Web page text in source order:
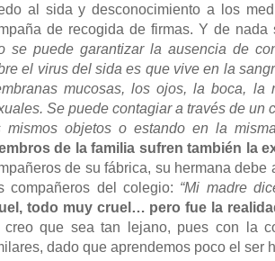
al sida y desconocimiento a los
de recogida de firmas. Y de
se puede garantizar la ausencia de
el virus del sida es que vive en la
mucosas, los ojos, la boca, la
Se puede contagiar a través de un
mismos objetos o estando en la
de la familia sufren también la
de su fábrica, su hermana debe
compañeros del colegio: “Mi madre
todo muy cruel… pero fue la
creo que sea tan lejano, pues con la
dado que aprendemos poco el ser